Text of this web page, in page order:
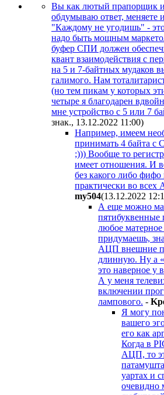
Вы как лютый прапорщик
обдумываю ответ, меняете
"Каждому не угодишь" -
надо быть мощным
буфер СПИ должен
квант взаимодействия с
на 5 и 7-байтных мудаков
галимого. Нам
(но тем пикам у которых
четыре я благодарен
мне устройство с 5 или 7
знак., 13.12.2022 11:00)
Например, имеем
принимать 4 байта с
;))) Вообще то
имеет отношения. И
без какого либо
практически во всех
my504(13.12.2022
А еще можно
пятибуквенные
любое
придумаешь,
АЦП внешние
длинную. Ну а
это наверное у
А у меня
включении
лампового. -
Я могу
вашего
его как
Когда в
АЦП, то
уартах и
очевидно